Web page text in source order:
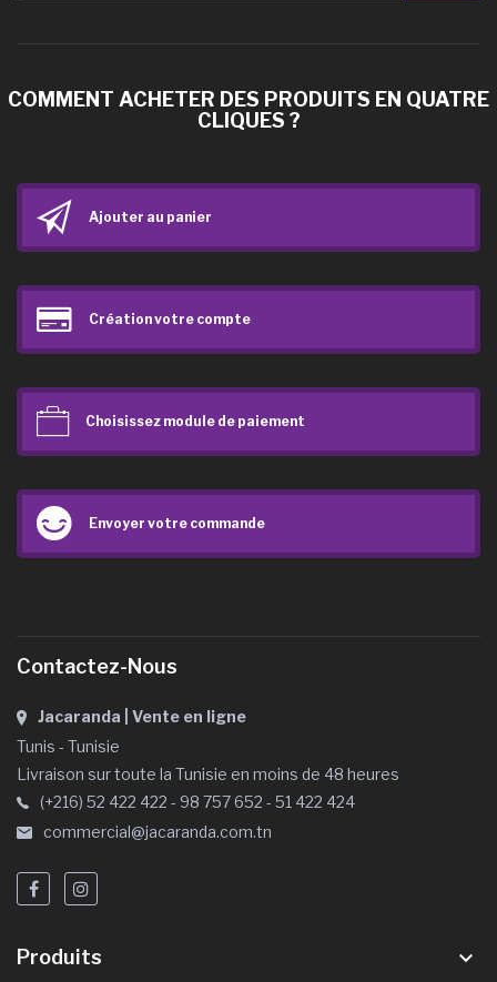
COMMENT ACHETER DES PRODUITS EN QUATRE
CLIQUES ?
Ajouter au panier
Création votre compte
Choisissez module de paiement
Envoyer votre commande
Contactez-Nous
Jacaranda | Vente en ligne
Tunis - Tunisie
Livraison sur toute la Tunisie en moins de 48 heures
(+216) 52 422 422 - 98 757 652 - 51 422 424
commercial@jacaranda.com.tn
Produits keyboard_arrow_down